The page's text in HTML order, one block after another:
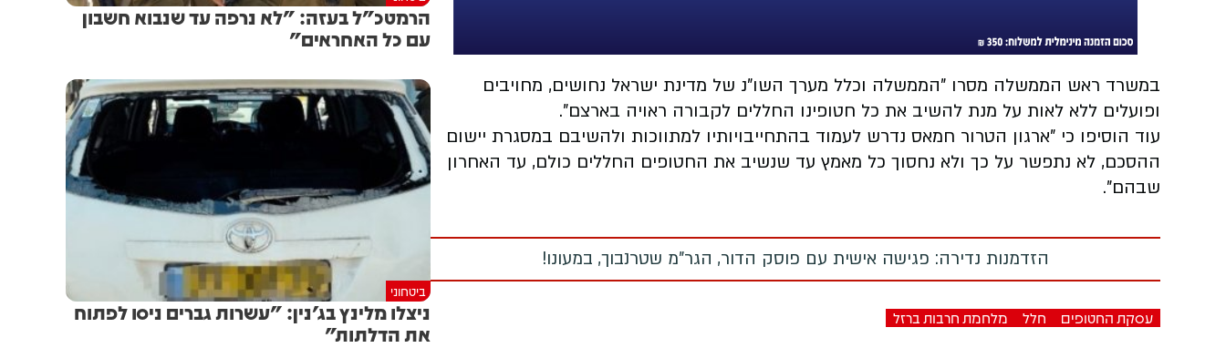
במשרד ראש הממשלה מסרו "הממשלה וכלל מערך השו"נ של מדינת ישראל נחושים, מחויבים
ופועלים ללא לאות על מנת להשיב את כל חטופינו החללים לקבורה ראויה בארצם".
עוד הוסיפו כי "ארגון הטרור חמאס נדרש לעמוד בהתחייבויותיו למתווכות ולהשיבם במסגרת יישום
ההסכם, לא נתפשר על כך ולא נחסוך כל מאמץ עד שנשיב את החטופים החללים כולם, עד האחרון
שבהם".
הזדמנות נדירה: פגישה אישית עם פוסק הדור, הגר"מ שטרנבוך, במעונו!
עסקת החטופים חלל מלחמת חרבות ברזל
הרמטכ"ל בעזה: "לא נרפה עד שנבוא חשבון
עם כל האחראים"
ביטחוני
ניצלו מלינץ בג'נין: "עשרות גברים ניסו לפתוח
את הדלתות"